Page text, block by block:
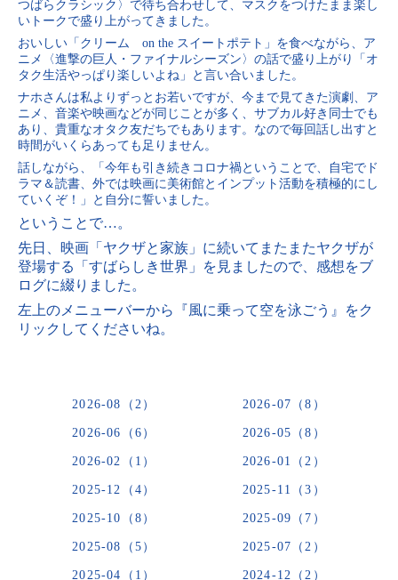
つばらクラシック〉で待ち合わせして、マスクをつけたまま楽し
いトークで盛り上がってきました。
おいしい「クリーム on the スイートポテト」を食べながら、ア
ニメ〈進撃の巨人・ファイナルシーズン〉の話で盛り上がり「オ
タク生活やっぱり楽しいよね」と言い合いました。
ナホさんは私よりずっとお若いですが、今まで見てきた演劇、ア
ニメ、音楽や映画などが同じことが多く、サブカル好き同士でも
あり、貴重なオタク友だちでもあります。なので毎回話し出すと
時間がいくらあっても足りません。
話しながら、「今年も引き続きコロナ禍ということで、自宅でド
ラマ＆読書、外では映画に美術館とインプット活動を積極的にし
ていくぞ！」と自分に誓いました。
ということで…。
先日、映画「ヤクザと家族」に続いてまたまたヤクザが
登場する「すばらしき世界」を見ましたので、 感想をブ
ログに綴りました。
左上のメニューバーから『風に乗って空を泳ごう』をク
リックしてくださいね。
2026-08（2） 2026-07（8）
2026-06（6） 2026-05（8）
2026-02（1） 2026-01（2）
2025-12（4） 2025-11（3）
2025-10（8） 2025-09（7）
2025-08（5） 2025-07（2）
2025-04（1） 2024-12（2）